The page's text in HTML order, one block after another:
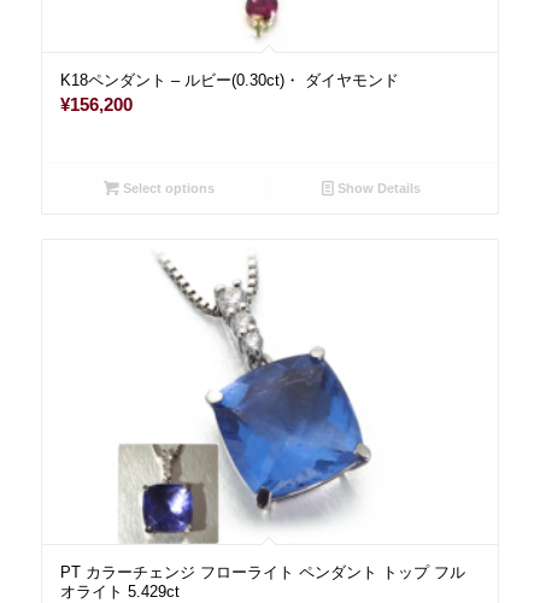
K18ペンダント – ルビー(0.30ct)・ ダイヤモンド
¥156,200
Select options Show Details
PT カラーチェンジ フローライト ペンダント トップ フル
オライト 5.429ct